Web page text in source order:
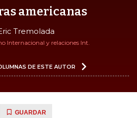
americanas
Tremolada
Internacional y relaciones Int.
DE ESTE AUTOR
GUARDAR